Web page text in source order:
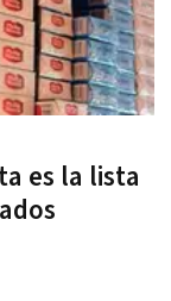
es la lista